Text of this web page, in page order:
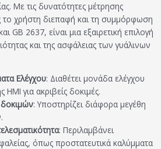
Με τις δυνατότητες μέτρησης
το χρήστη διεπαφή και τη συμμόρφωση
GB 2637, είναι μια εξαιρετική επιλογή
και της ασφάλειας των γυάλινων
Ελέγχου: Διαθέτει μονάδα ελέγχου
για ακριβείς δοκιμές.
δοκιμών: Υποστηρίζει διάφορα μεγέθη
: Περιλαμβάνει
όπως προστατευτικά καλύμματα